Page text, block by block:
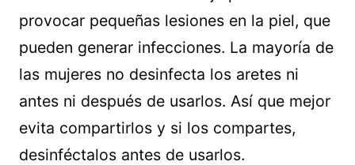
provocar pequeñas lesiones en la piel, que
pueden generar infecciones. La mayoría de
las mujeres no desinfecta los aretes ni
antes ni después de usarlos. Así que mejor
evita compartirlos y si los compartes,
desinféctalos antes de usarlos.